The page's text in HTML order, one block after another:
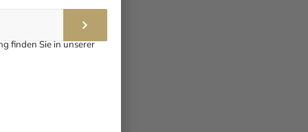
finden Sie in unserer